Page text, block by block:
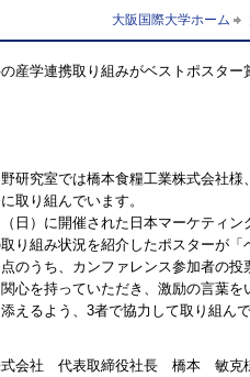
大阪国際大学ホーム
産学連携取り組みがベストポスター
研究室では橋本食糧工業株式会社様
取り組んでいます。
日）に開催された日本マーケティン
り組み状況を紹介したポスターが
点のうち、カンファレンス参加者の
心を持っていただき、激励の言葉を
えるよう、3者で協力して取り組ん
式会社 代表取締役社長 橋本 敏克